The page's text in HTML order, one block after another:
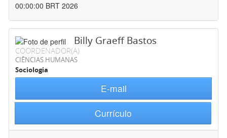
00:00:00 BRT 2026
Billy Graeff Bastos
COORDENADOR(A)
CIÊNCIAS HUMANAS
Sociologia
E-mail
Currículo